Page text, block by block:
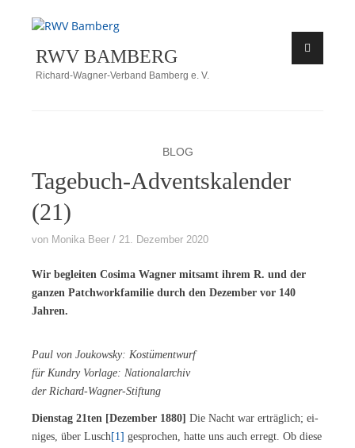
Zum
springen
RWV BAMBERG
Richard-Wagner-Verband Bamberg e. V.
BLOG
Tagebuch-Adventskalender
(21)
von Monika Beer 21. Dezember 2020
Wir be­glei­ten Co­si­ma Wag­ner mit­samt ih­rem R. und der
gan­zen Patch­work­fa­mi­lie durch den De­zem­ber vor 140
Jahren.
Paul von Jou­kow­sky: Kos­tüm­ent­wurf
für Kundry Vor­la­ge: Na­tio­nal­ar­chiv
der Richard-Wagner-Stiftung
Diens­tag 21ten [De­zem­ber 1880] Die Nacht war er­träg­lich; ei­
ni­ges, über Lusch[1] ge­spro­chen, hat­te uns auch er­regt. Ob die­se